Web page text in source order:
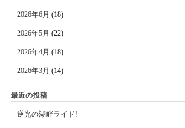
2026年6月 (18)
2026年5月 (22)
2026年4月 (18)
2026年3月 (14)
最近の投稿
逆光の湖畔ライド!